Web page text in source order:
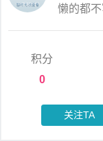
懒的都
积分
0
关注TA